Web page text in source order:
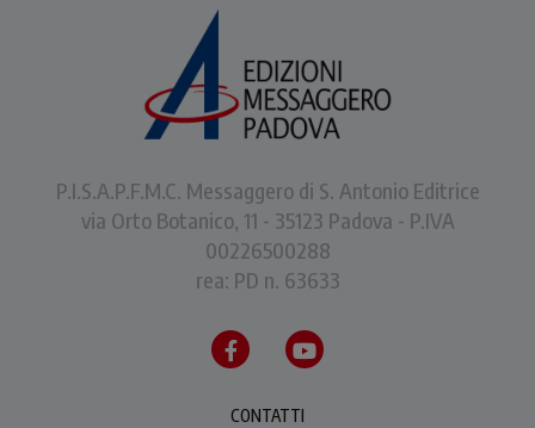
P.I.S.A.P.F.M.C. Messaggero di S. Antonio Editrice
via Orto Botanico, 11 - 35123 Padova - P.IVA
00226500288
rea: PD n. 63633
CONTATTI